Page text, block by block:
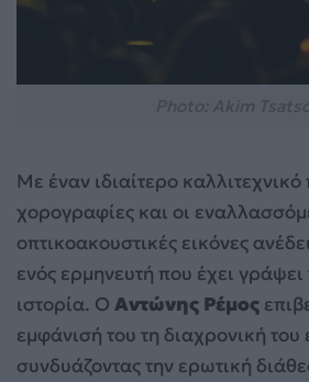
Με έναν ιδιαίτερο
χορογραφίες και οι
οπτικοακουστικές εικόνες
ενός ερμηνευτή που έχει γράψει
ιστορία. Ο Αντώνης Ρέμος
εμφάνισή του τη διαχρονική του
συνδυάζοντας την ερωτική